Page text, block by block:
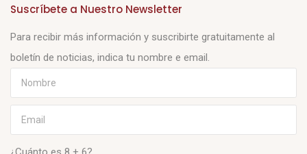
Suscríbete a Nuestro Newsletter
Para recibir más información y suscribirte gratuitamente al
boletín de noticias, indica tu nombre e email.